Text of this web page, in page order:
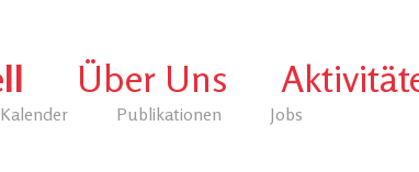
Kalender Publikationen Jobs
Über Uns